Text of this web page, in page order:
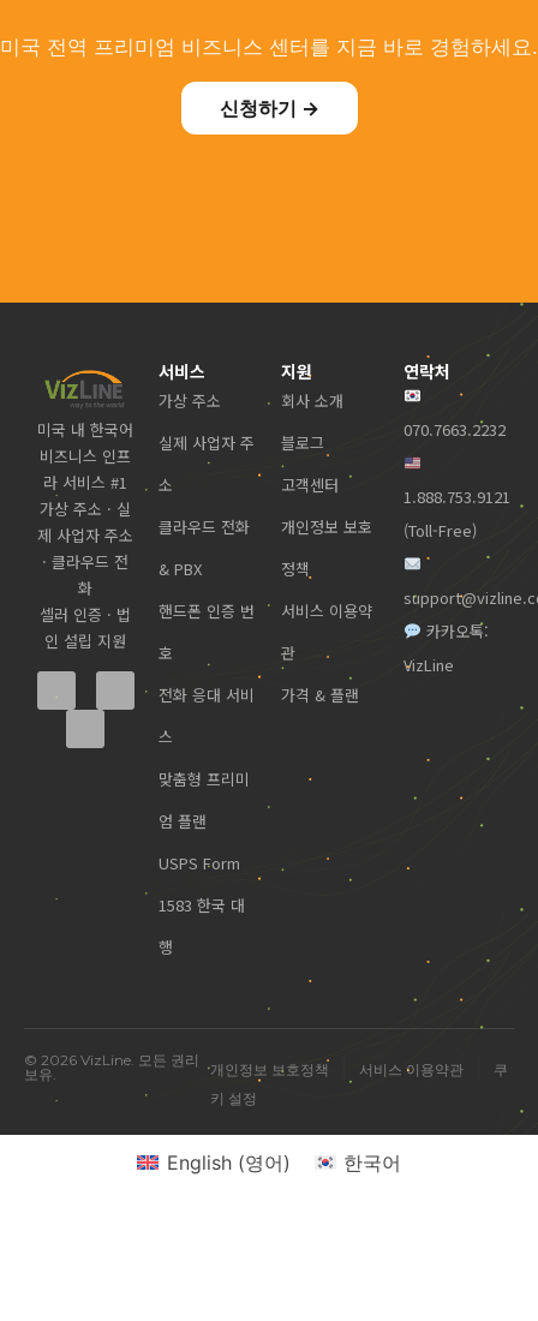
미국 전역 프리미엄 비즈니스 센터를 지금 바로 경험하세요.
신청하기 →
미국 내 한국어
비즈니스 인프
라 서비스 #1
가상 주소 · 실
제 사업자 주소
· 클라우드 전
화
셀러 인증 · 법
인 설립 지원
서비스
가상 주소
실제 사업자 주
소
클라우드 전화
& PBX
핸드폰 인증 번
호
전화 응대 서비
스
맞춤형 프리미
엄 플랜
USPS Form
1583 한국 대
행
지원
회사 소개
블로그
고객센터
개인정보 보호
정책
서비스 이용약
관
가격 & 플랜
연락처
070.7663.2232
1.888.753.9121
(Toll-Free)
카카오톡:
VizLine
© 2026 VizLine. 모든 권리
보유.
개인정보 보호정책 서비스 이용약관
쿠
키 설정
English(영어) 한국어